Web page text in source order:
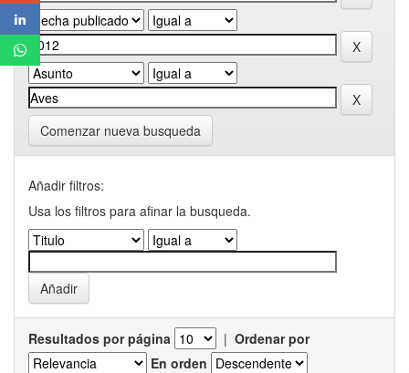
Comenzar nueva busqueda
Añadir filtros:
Usa los filtros para afinar la busqueda.
Resultados por página | Ordenar por
En orden